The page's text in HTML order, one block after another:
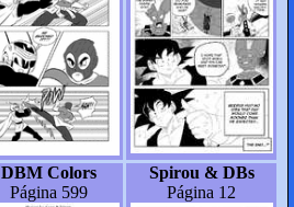
DBM Colors
Página 599
Spirou & DBs
Página 12